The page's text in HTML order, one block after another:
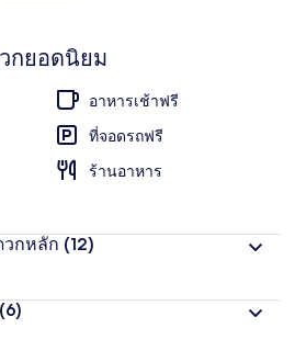
กยอดนิยม
อาหารเช้าฟรี
ที่จอดรถฟรี
ร้านอาหาร
วกหลัก (12)
(6)